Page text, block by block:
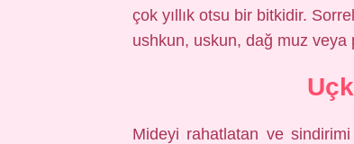
çok yıllık otsu bir bitkidir.
ushkun, uskun, dağ muz
Mideyi rahatlatan ve